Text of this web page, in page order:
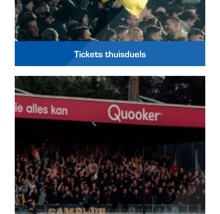
Tickets thuisduels